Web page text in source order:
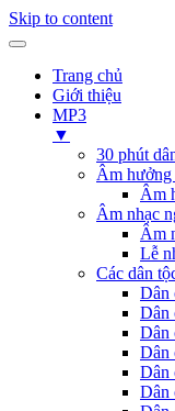
Skip to content
Trang chủ
Giới thiệu
MP3
▼
30 phút
Âm hưởng
Âm
Âm nhạc
Âm
Lễ
Các dân
Dân
Dân
Dân
Dân
Dân
Dân